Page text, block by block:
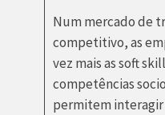
Num mercado de
competitivo, as
vez mais as soft
competências
permitem interagir